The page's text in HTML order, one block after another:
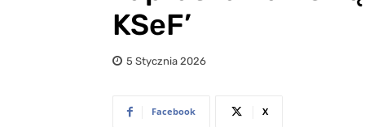
KSeF’
5 Stycznia 2026
Facebook X